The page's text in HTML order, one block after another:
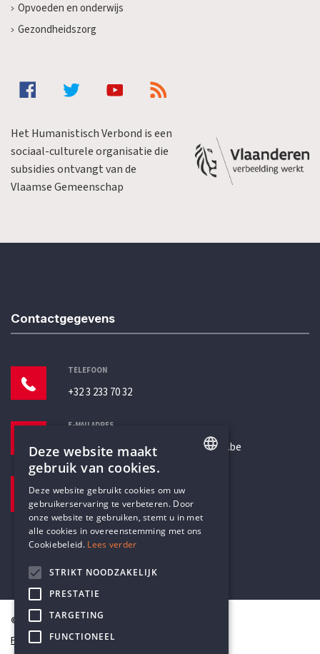
Opvoeden en onderwijs
Gezondheidszorg
Het Humanistisch Verbond is een
sociaal-culturele organisatie die
subsidies ontvangt van de
Vlaamse Gemeenschap
Contactgegevens
TELEFOON
+32 3 233 70 32
E-MAILADRES
secretariaat@humanistischverbond.be
Pottenbrug 4
Antwerpen, 2000
© Humanistisch Verbond 2026
Privacy
DUTCH
Deze website maakt
gebruik van cookies.
Deze website gebruikt cookies om uw
gebruikerservaring te verbeteren. Door
onze website te gebruiken, stemt u in met
alle cookies in overeenstemming met ons
Cookiebeleid. Lees verder
STRIKT NOODZAKELIJK
PRESTATIE
TARGETING
FUNCTIONEEL